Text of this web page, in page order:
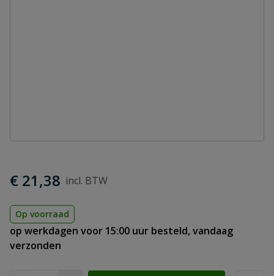
€ 21,38
Op voorraad
op werkdagen voor 15:00 uur besteld, vandaag
verzonden